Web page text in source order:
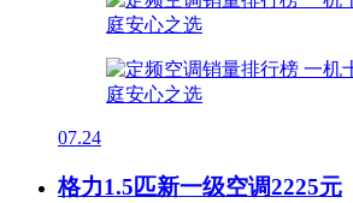
07.24
格力1.5匹新一级空调2225元